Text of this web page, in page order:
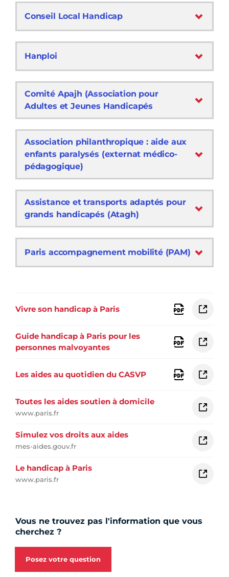
Conseil Local Handicap
Hanploi
Comité Apajh (Association pour
Adultes et Jeunes Handicapés
Association philanthropique : aide aux
enfants paralysés (externat médico-
pédagogique)
Assistance et transports adaptés pour
grands handicapés (Atagh)
Paris accompagnement mobilité (PAM)
Vivre son handicap à Paris
Guide handicap à Paris pour les
personnes malvoyantes
Les aides au quotidien du CASVP
Toutes les aides soutien à domicile
www.paris.fr
Simulez vos droits aux aides
mes-aides.gouv.fr
Le handicap à Paris
www.paris.fr
Vous ne trouvez pas l'information que vous
cherchez ?
Posez votre question